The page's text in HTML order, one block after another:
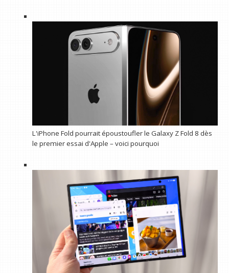
L'iPhone Fold pourrait époustoufler le Galaxy Z Fold 8 dès
le premier essai d'Apple – voici pourquoi